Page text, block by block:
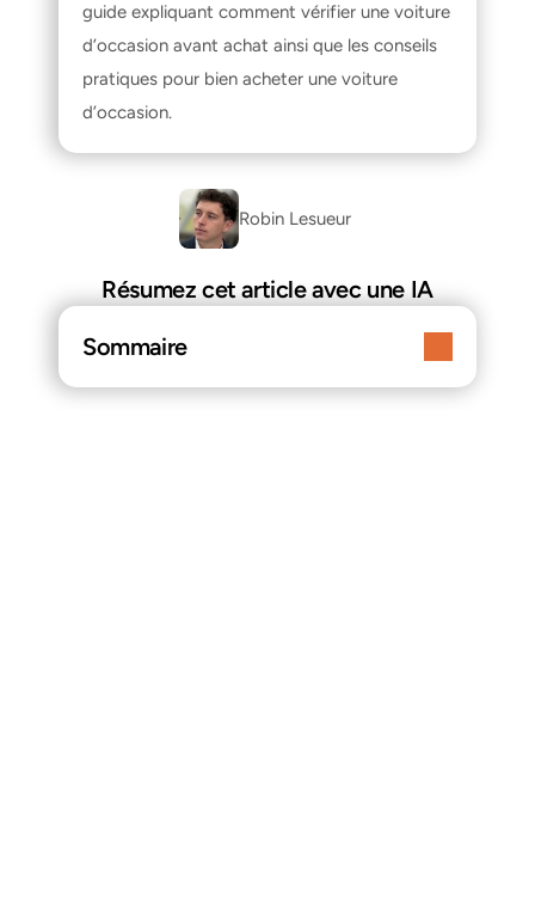
guide expliquant comment vérifier une voiture
d’occasion avant achat ainsi que les conseils
pratiques pour bien acheter une voiture
d’occasion.
Robin Lesueur
Résumez cet article avec une IA
Sommaire